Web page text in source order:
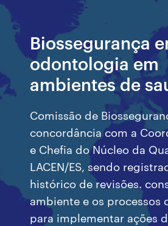
Biossegurança
odontologia em
ambientes de
Comissão de
concordância com a
e Chefia do Núcleo da
LACEN/ES, sendo
histórico de revisões.
ambiente e os processos
para implementar ações